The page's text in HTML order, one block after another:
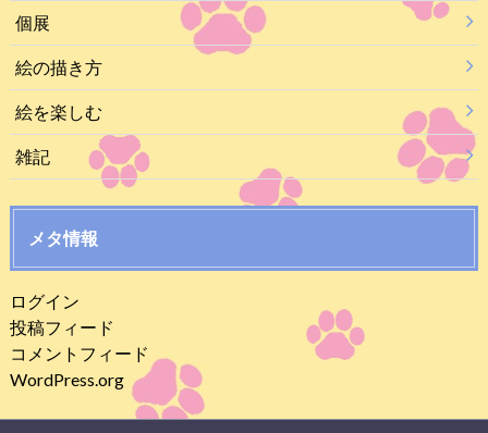
個展
絵の描き方
絵を楽しむ
雑記
メタ情報
ログイン
投稿フィード
コメントフィード
WordPress.org